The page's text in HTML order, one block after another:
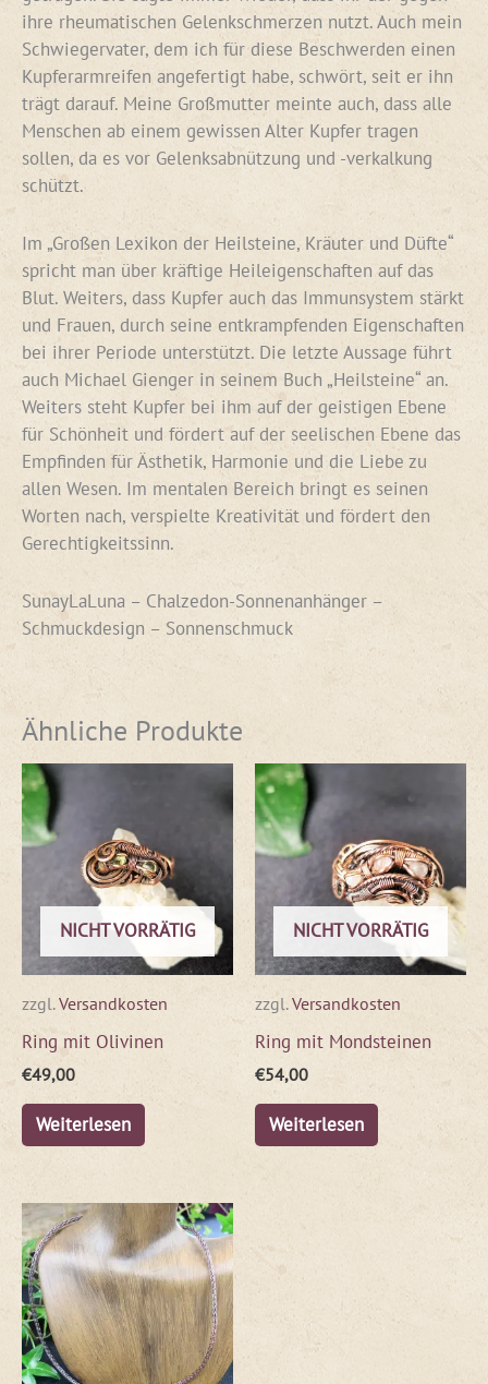
ihre rheumatischen Gelenkschmerzen nutzt. Auch mein
Schwiegervater, dem ich für diese Beschwerden einen
Kupferarmreifen angefertigt habe, schwört, seit er ihn
trägt darauf. Meine Großmutter meinte auch, dass alle
Menschen ab einem gewissen Alter Kupfer tragen
sollen, da es vor Gelenksabnützung und -verkalkung
schützt.
Im „Großen Lexikon der Heilsteine, Kräuter und Düfte“
spricht man über kräftige Heileigenschaften auf das
Blut. Weiters, dass Kupfer auch das Immunsystem stärkt
und Frauen, durch seine entkrampfenden Eigenschaften
bei ihrer Periode unterstützt. Die letzte Aussage führt
auch Michael Gienger in seinem Buch „Heilsteine“ an.
Weiters steht Kupfer bei ihm auf der geistigen Ebene
für Schönheit und fördert auf der seelischen Ebene das
Empfinden für Ästhetik, Harmonie und die Liebe zu
allen Wesen. Im mentalen Bereich bringt es seinen
Worten nach, verspielte Kreativität und fördert den
Gerechtigkeitssinn.
SunayLaLuna – Chalzedon-Sonnenanhänger –
Schmuckdesign – Sonnenschmuck
Ähnliche Produkte
NICHT VORRÄTIG
zzgl.Versandkosten
Ring mit Olivinen
€49,00
Weiterlesen
NICHT VORRÄTIG
zzgl.Versandkosten
Ring mit Mondsteinen
€54,00
Weiterlesen